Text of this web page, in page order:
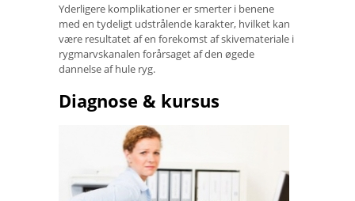
Yderligere komplikationer er smerter i benene
med en tydeligt udstrålende karakter, hvilket kan
være resultatet af en forekomst af skivemateriale i
rygmarvskanalen forårsaget af den øgede
dannelse af hule ryg.
Diagnose & kursus